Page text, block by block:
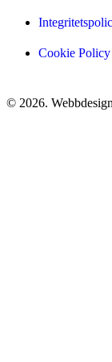
Cookie
© 2026. Webbdesign